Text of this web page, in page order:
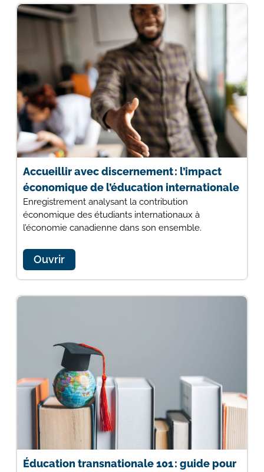
Accueillir avec discernement : l’impact
économique de l’éducation internationale
Enregistrement analysant la contribution
économique des étudiants internationaux à
l’économie canadienne dans son ensemble.
Ouvrir
Éducation transnationale 101 : guide pour